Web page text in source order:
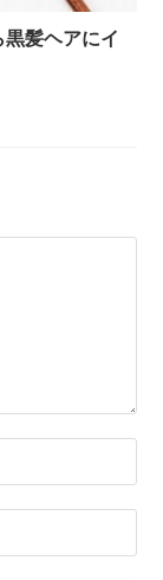
髪ヘアにイ